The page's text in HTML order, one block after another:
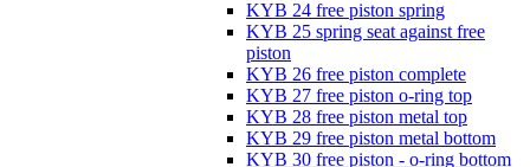
KYB 24 free piston spring
KYB 25 spring seat against free
piston
KYB 26 free piston complete
KYB 27 free piston o-ring top
KYB 28 free piston metal top
KYB 29 free piston metal bottom
KYB 30 free piston - o-ring bottom